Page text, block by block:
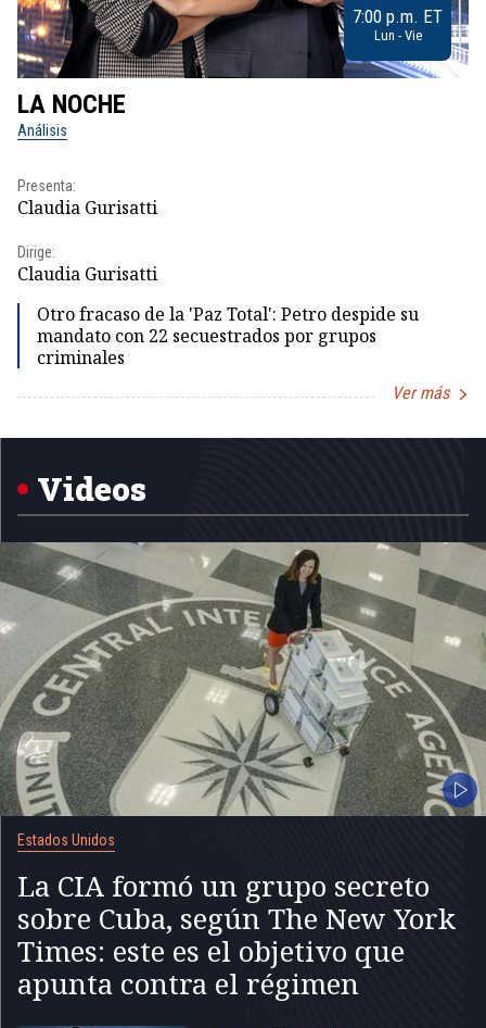
7:00 p.m. ET
Lun - Vie
LA NOCHE
Análisis
Presenta:
Claudia Gurisatti
Dirige:
Claudia Gurisatti
Otro fracaso de la 'Paz Total': Petro despide su
mandato con 22 secuestrados por grupos
criminales
Ver más
1
Videos
Estados Unidos
La CIA formó un grupo secreto
sobre Cuba, según The New York
Times: este es el objetivo que
apunta contra el régimen